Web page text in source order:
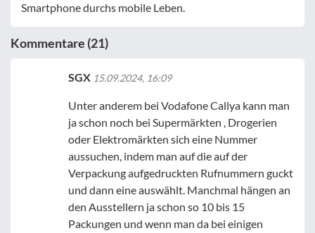
Smartphone durchs mobile Leben.
Kommentare (21)
SGX 15.09.2024, 16:09
Unter anderem bei Vodafone Callya kann man
ja schon noch bei Supermärkten , Drogerien
oder Elektromärkten sich eine Nummer
aussuchen, indem man auf die auf der
Verpackung aufgedruckten Rufnummern guckt
und dann eine auswählt. Manchmal hängen an
den Ausstellern ja schon so 10 bis 15
Packungen und wenn man da bei einigen